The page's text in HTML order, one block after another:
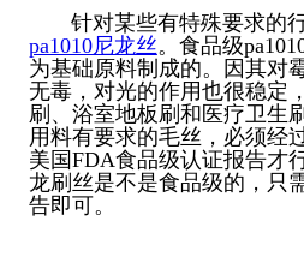
针对某些有特殊要求的行
pa1010尼龙丝。食品级
为基础原料制成的。因其对
无毒，对光的作用也很稳定
刷、浴室地板刷和医疗卫生
用料有要求的毛丝，必须经
美国FDA食品级认证报告才
龙刷丝是不是食品级的，只
告即可。